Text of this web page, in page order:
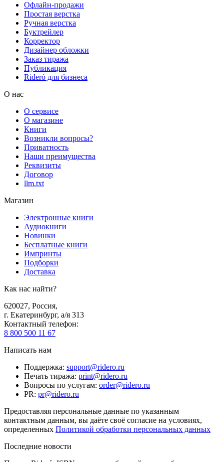
Офлайн-продажи
Простая верстка
Ручная верстка
Буктрейлер
Корректор
Дизайнер обложки
Заказ тиража
Публикация
Rideró для бизнеса
О нас
О сервисе
О магазине
Книги
Возникли вопросы?
Приватность
Наши преимущества
Реквизиты
Договор
llm.txt
Магазин
Электронные книги
Аудиокниги
Новинки
Бесплатные книги
Импринты
Подборки
Доставка
Как нас найти?
620027, Россия,
г. Екатеринбург, а/я 313
Контактный телефон:
8 800 500 11 67
Написать нам
Поддержка: support@ridero.ru
Печать тиража: print@ridero.ru
Вопросы по услугам: order@ridero.ru
PR: pr@ridero.ru
Предоставляя персональные данные по указанным
контактным данным, вы даёте своё согласие на условиях,
определенных Политикой обработки персональных данных
Последние новости